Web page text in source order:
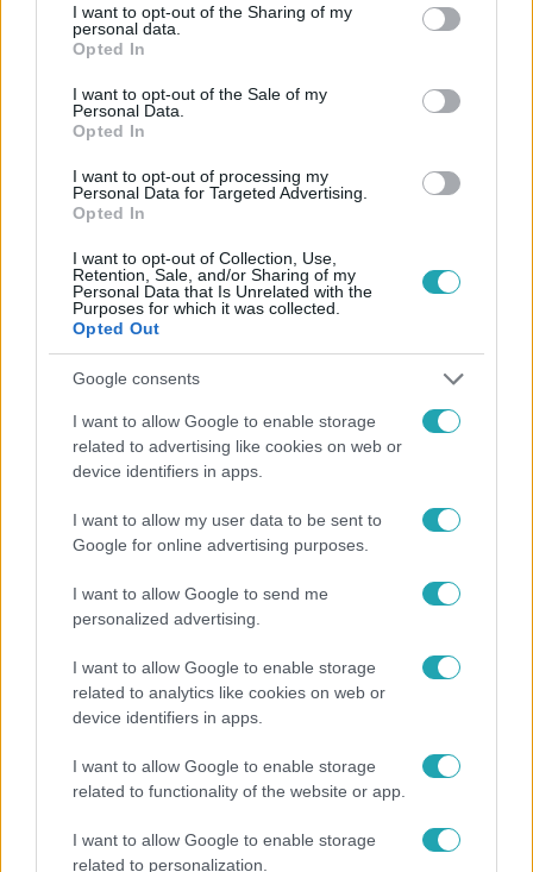
not limited to your visit or usage behaviour. You may click to
grant or deny consent to Google and its third-party tags to
use your data for below specified purposes in below Google
consent section.
I want to opt-out of the Sharing of my
personal data.
Opted In
I want to opt-out of the Sale of my
Personal Data.
Opted In
I want to opt-out of processing my
Personal Data for Targeted Advertising.
Opted In
I want to opt-out of Collection, Use,
Retention, Sale, and/or Sharing of my
Personal Data that Is Unrelated with the
Purposes for which it was collected.
Opted Out
Google consents
I want to allow Google to enable storage
related to advertising like cookies on web or
device identifiers in apps.
I want to allow my user data to be sent to
Google for online advertising purposes.
I want to allow Google to send me
personalized advertising.
I want to allow Google to enable storage
related to analytics like cookies on web or
device identifiers in apps.
I want to allow Google to enable storage
related to functionality of the website or app.
I want to allow Google to enable storage
related to personalization.
RTL KLUB #RTL
Népszerű
„Az egyedülálló szülők láthatatlanok voltak” –